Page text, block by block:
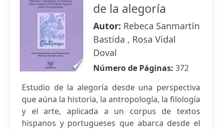
de la alegoría
Autor: Rebeca Sanmartín
Bastida , Rosa Vidal
Doval
Número de Páginas: 372
Estudio de la alegoría desde una perspectiva
que aúna la historia, la antropología, la filología
y el arte, aplicada a un corpus de textos
hispanos y portugueses que abarca desde el